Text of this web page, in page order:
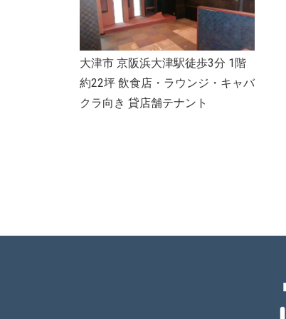
大津市 京阪浜大津駅徒歩3分 1階
約22坪 飲食店・ラウンジ・キャバ
クラ向き 貸店舗テナント